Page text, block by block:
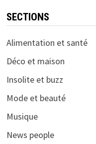
SECTIONS
Alimentation et santé
Déco et maison
Insolite et buzz
Mode et beauté
Musique
News people